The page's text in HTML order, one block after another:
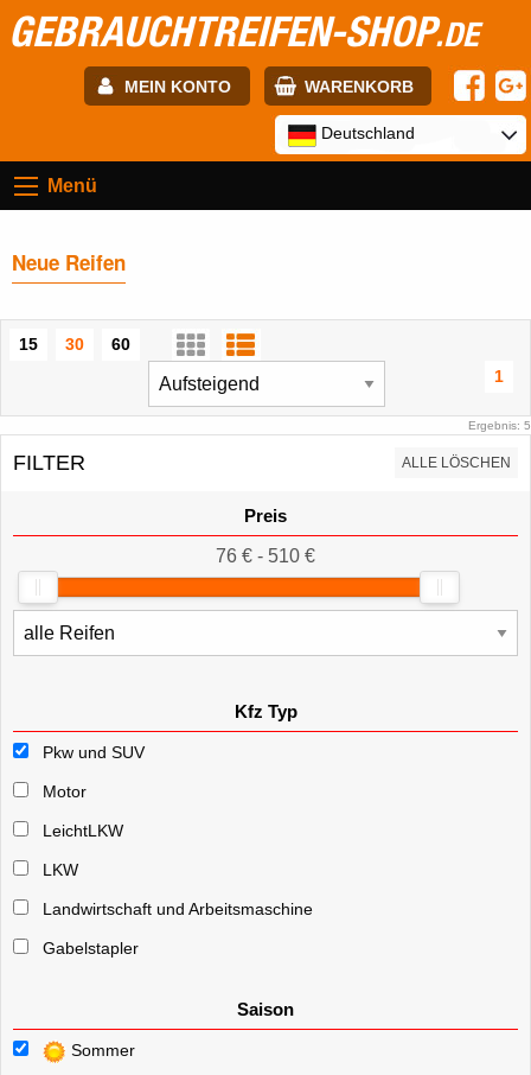
GEBRAUCHTREIFEN-SHOP.DE
MEIN KONTO WARENKORB
Passwort:
Deutschland
Menü
Neue Reifen
15 30
60
1
Ergebnis: 5
FILTER ALLE LÖSCHEN
Preis
76 € - 510 €
Kfz Typ
Pkw und SUV
Motor
LeichtLKW
LKW
Landwirtschaft und Arbeitsmaschine
Gabelstapler
Saison
Sommer